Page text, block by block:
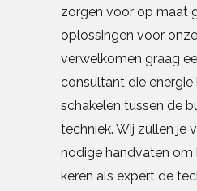
zorgen voor op maat
oplossingen voor
verwelkomen graag
consultant die
schakelen tussen de
techniek. Wij zullen je
nodige handvaten om
keren als expert de